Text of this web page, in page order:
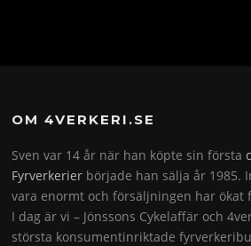
OM 4VERKERI.SE
Sven var 14 år när han köpte sin första
Fyrverkerier började han sälja år 1985.
vara enormt och försäljningen har ökat
I dag är vi – Jönssons Cykelaffär och
största konsumentinriktade